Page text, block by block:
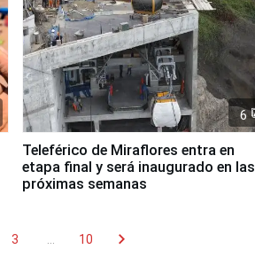
6
Teleférico de Miraflores entra en
etapa final y será inaugurado en las
próximas semanas
3 10 chevron_right